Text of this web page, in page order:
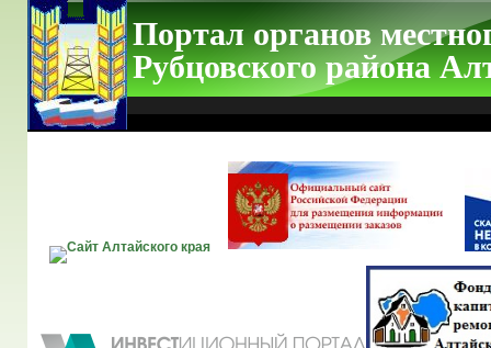
Портал органов
Рубцовского района